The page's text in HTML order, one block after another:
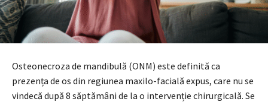
Osteonecroza de mandibulă (ONM) este definită ca
prezența de os din regiunea maxilo-facială expus, care nu se
vindecă după 8 săptămâni de la o intervenție chirurgicală. Se